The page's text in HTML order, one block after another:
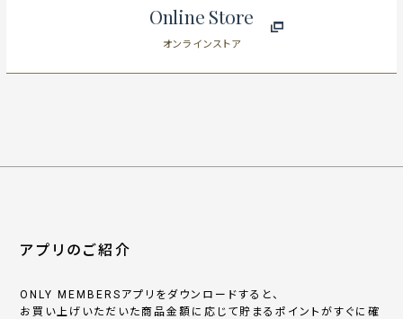
Online Store
オンラインストア
アプリのご紹介
ONLY MEMBERSアプリをダウンロードすると、
お買い上げいただいた商品金額に応じて貯まるポイントがすぐに確